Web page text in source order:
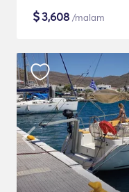
$3,608 /malam